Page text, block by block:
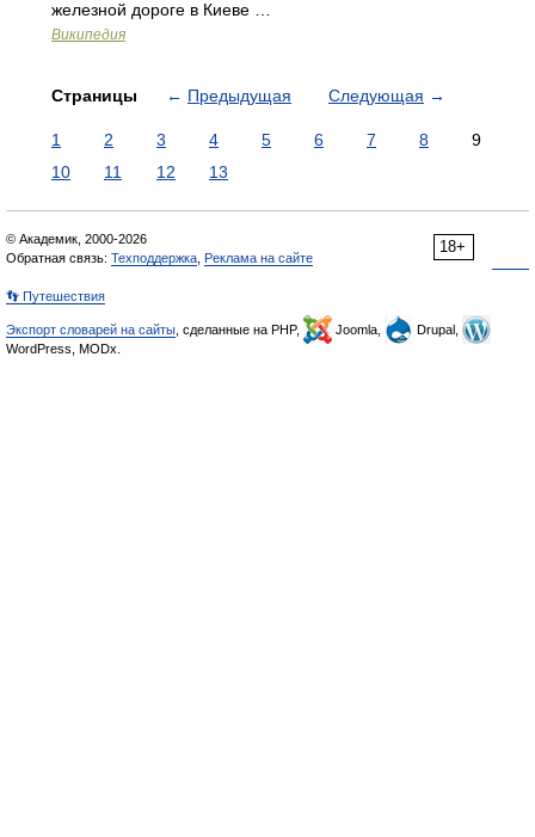
железной дороге в Киеве …
Википедия
Страницы ← Предыдущая Следующая →
1 2 3 4 5 6 7 8
9
10
11 12 13
18+
© Академик, 2000-2026
Обратная связь: Техподдержка Реклама на сайте
👣 Путешествия
Экспорт словарей на сайты , сделанные на PHP, Joomla,
Drupal,
WordPress, MODx.